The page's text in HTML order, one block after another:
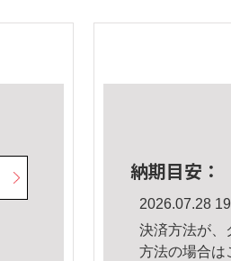
納期目安：
2026.07.28
決済方法が、
方法の場合は